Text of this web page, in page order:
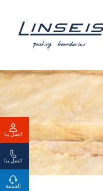
اتصل بنا
اتصل بنا
الخدمة